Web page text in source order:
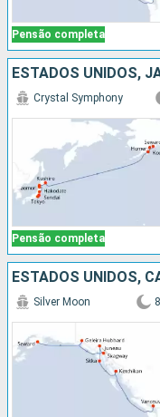
Pensão completa
ESTADOS UNIDOS,
Pensão completa
Crystal Symphony
ESTADOS UNIDOS,
Silver Moon